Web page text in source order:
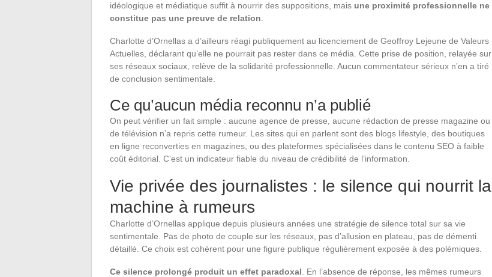
idéologique et médiatique suffit à nourrir des suppositions, mais une proximité professionnelle ne
constitue pas une preuve de relation.
Charlotte d’Ornellas a d’ailleurs réagi publiquement au licenciement de Geoffroy Lejeune de Valeurs
Actuelles, déclarant qu’elle ne pourrait pas rester dans ce média. Cette prise de position, relayée sur
ses réseaux sociaux, relève de la solidarité professionnelle. Aucun commentateur sérieux n’en a tiré
de conclusion sentimentale.
Ce qu’aucun média reconnu n’a publié
On peut vérifier un fait simple : aucune agence de presse, aucune rédaction de presse magazine ou
de télévision n’a repris cette rumeur. Les sites qui en parlent sont des blogs lifestyle, des boutiques
en ligne reconverties en magazines, ou des plateformes spécialisées dans le contenu SEO à faible
coût éditorial. C’est un indicateur fiable du niveau de crédibilité de l’information.
Vie privée des journalistes : le silence qui nourrit la
machine à rumeurs
Charlotte d’Ornellas applique depuis plusieurs années une stratégie de silence total sur sa vie
sentimentale. Pas de photo de couple sur les réseaux, pas d’allusion en plateau, pas de démenti
détaillé. Ce choix est cohérent pour une figure publique régulièrement exposée à des polémiques.
Ce silence prolongé produit un effet paradoxal. En l’absence de réponse, les mêmes rumeurs